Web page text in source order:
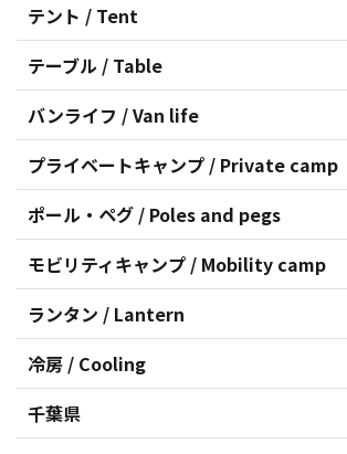
テント / Tent
テーブル / Table
バンライフ / Van life
プライベートキャンプ / Private camp
ポール・ペグ / Poles and pegs
モビリティキャンプ / Mobility camp
ランタン / Lantern
冷房 / Cooling
千葉県